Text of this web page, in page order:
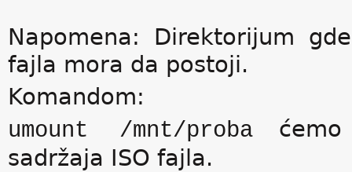
Napomena: Direktorijum
fajla mora da postoji.
Komandom:
umount /mnt/proba ćemo
sadržaja ISO fajla.